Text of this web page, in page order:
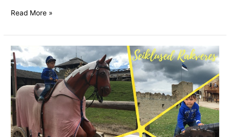
Read More »
Rõõmus
suvepäev
Rakveres